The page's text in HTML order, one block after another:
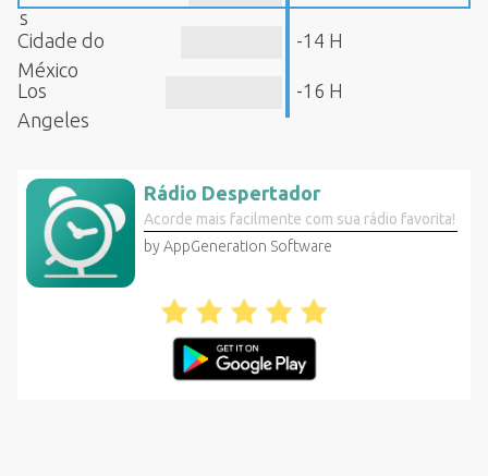
s
Cidade do
México
-14 H
Los
Angeles
-16 H
Rádio Despertador
Acorde mais facilmente com sua rádio favorita!
by AppGeneration Software